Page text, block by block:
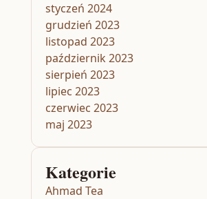
styczeń 2024
grudzień 2023
listopad 2023
październik 2023
sierpień 2023
lipiec 2023
czerwiec 2023
maj 2023
Kategorie
Ahmad Tea